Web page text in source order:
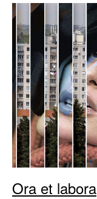
Ora et labora